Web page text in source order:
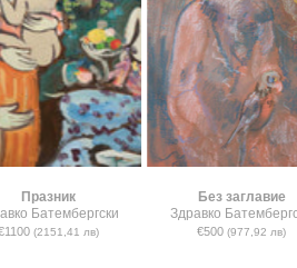
Празник
Батембергски
(2151,41 лв)
Без заглавие
Здравко
€500(977,92 лв)